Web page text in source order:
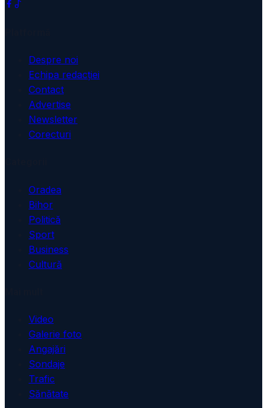
Despre noi
Echipa redacției
Contact
Advertise
Newsletter
Corecturi
Oradea
Bihor
Politică
Sport
Business
Cultură
Video
Galerie foto
Angajări
Sondaje
Trafic
Sănătate